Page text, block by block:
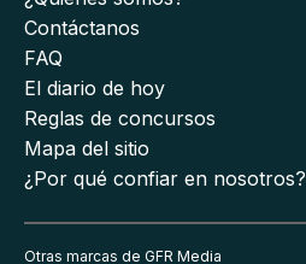
Contáctanos
FAQ
El diario de hoy
Reglas de concursos
Mapa del sitio
¿Por qué confiar en nosotros?
Otras marcas de GFR Media